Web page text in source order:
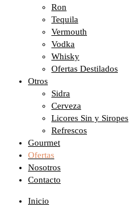
Ron
Tequila
Vermouth
Vodka
Whisky
Ofertas Destilados
Otros
Sidra
Cerveza
Licores Sin y Siropes
Refrescos
Gourmet
Ofertas
Nosotros
Contacto
Inicio